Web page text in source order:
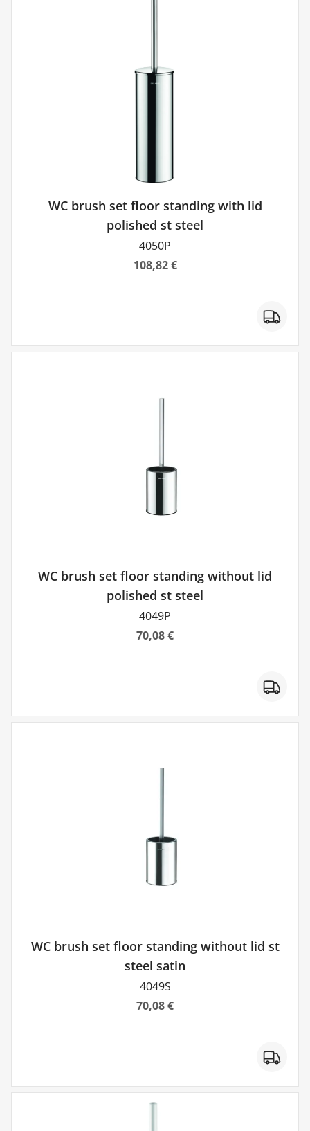
WC brush set floor standing with lid
polished st steel
4050P
108,82 €
WC brush set floor standing without lid
polished st steel
4049P
70,08 €
WC brush set floor standing without lid st
steel satin
4049S
70,08 €